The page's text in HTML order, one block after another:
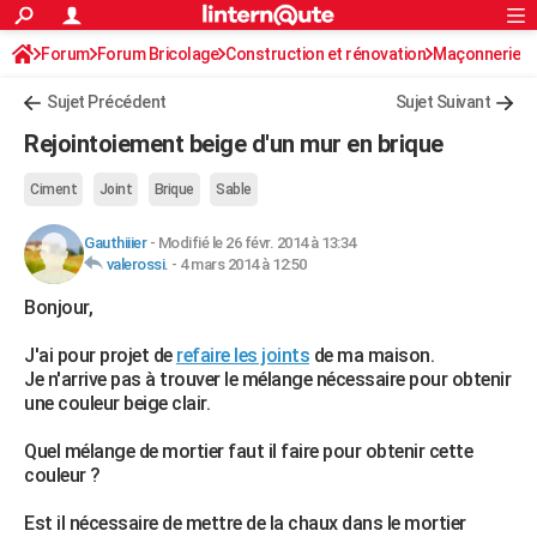
ACTUALITÉS
Politique
Société
Faits Divers
Education
Monde
Villes
+
AUTO
Essais
Réserver un essai
Citadines
Berlines
SUV
Forum auto
+HIGH-TECH
Mobiles
Meilleur smartphone
Internet
Ordinateurs
Jeux vidéo
Guide high-tech
+BRICOLAGE
Forum
Aménagement intérieur
Extérieur
Cuisine
Salle de bains
Jardinage
Rangement
WEEK-END
Guides de France
Escapades
Patrimoine
Expositions
Musées
Week-end nature
+
Art de vivre
Bien-être
Loisirs
Mode
Modes de vie
SANTE
Alimentation
Guide de la santé
Maladies
Médicaments
Sommeil
VOYAGE
Rechercher
S'inscrire
Connexion
Forum Forum Bricolage Construction et rénovation Maçonnerie
Sujet Précédent Sujet Suivant
Rejointoiement beige d'un mur en brique
Ciment Joint Brique Sable
Gauthiiier- Modifié le 26 févr. 2014 à 13:34
valerossi. - 4 mars 2014 à 12:50
Bonjour,
J'ai pour projet de refaire les joints de ma maison.
Je n'arrive pas à trouver le mélange nécessaire pour obtenir
une couleur beige clair.
Quel mélange de mortier faut il faire pour obtenir cette
couleur ?
Est il nécessaire de mettre de la chaux dans le mortier